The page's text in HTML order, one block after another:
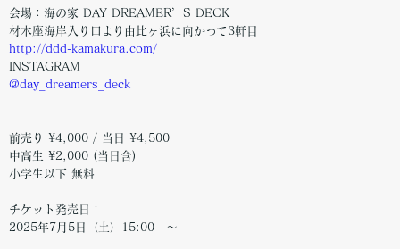
会場：海の家 DAY DREAMER’S DECK
材木座海岸入り口より由比ヶ浜に向かって3軒目
http://ddd-kamakura.com/
INSTAGRAM
@day_dreamers_deck
前売り ¥4,000 / 当日 ¥4,500
中高生 ¥2,000 (当日含)
小学生以下 無料
チケット発売日：
2025年7月5日（土）15:00 〜